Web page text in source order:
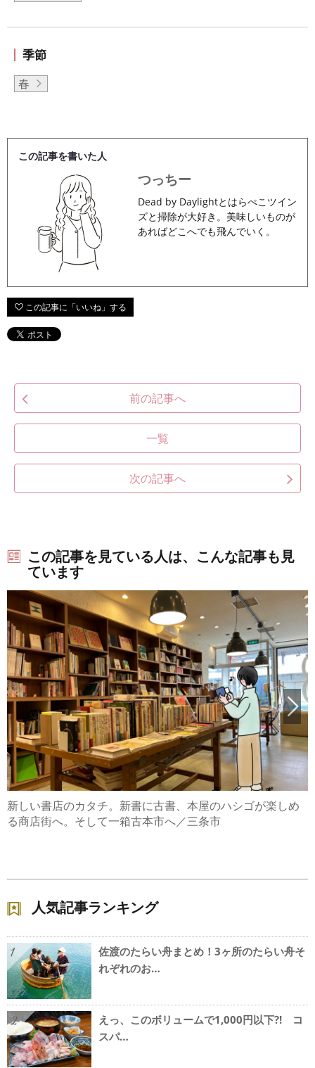
季節
春
この記事を書いた人
つっちー
Dead by Daylightとはらぺこツイン
ズと掃除が大好き。美味しいものが
あればどこへでも飛んでいく。
前の記事へ
一覧
次の記事へ
この記事を見ている人は、こんな記事も見
ています
新しい書店のカタチ。新書に古書、本屋のハシゴが楽しめ
る商店街へ。そして一箱古本市へ／三条市
人気記事ランキング
1
佐渡のたらい舟まとめ！3ヶ所のたらい舟そ
れぞれのお…
2
えっ、このボリュームで1,000円以下?! コ
スパ…